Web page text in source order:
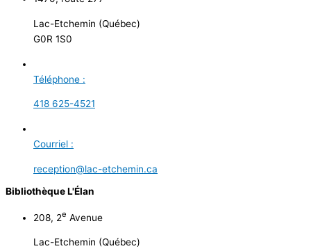
Lac-Etchemin (Québec)
G0R 1S0
Téléphone :
418 625-4521
Courriel :
reception@lac-etchemin.ca
Bibliothèque L'Élan
208, 2e Avenue
Lac-Etchemin (Québec)